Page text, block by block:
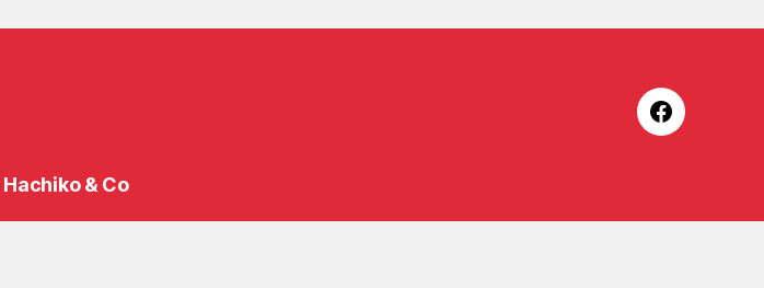
Hachiko & Co